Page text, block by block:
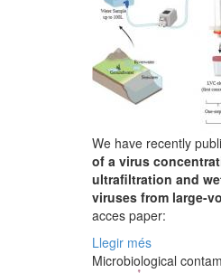
We have recently
of a virus
ultrafiltration and
viruses from large-
acces paper:
Llegir més
Microbiological